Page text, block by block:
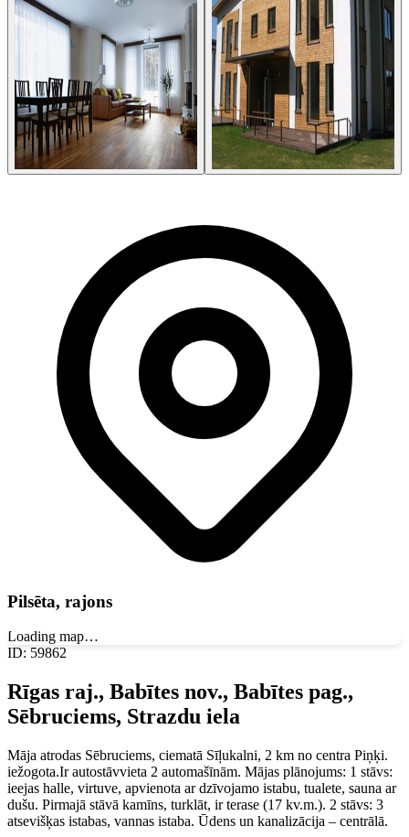
Pilsēta, rajons
Loading map…
ID: 59862
Rīgas raj., Babītes nov., Babītes pag.,
Sēbruciems, Strazdu iela
Māja atrodas Sēbruciems, ciematā Sīļukalni, 2 km no centra Piņķi.
iežogota.Ir autostāvvieta 2 automašīnām. Mājas plānojums: 1 stāvs:
ieejas halle, virtuve, apvienota ar dzīvojamo istabu, tualete, sauna ar
dušu. Pirmajā stāvā kamīns, turklāt, ir terase (17 kv.m.). 2 stāvs: 3
atsevišķas istabas, vannas istaba. Ūdens un kanalizācija – centrālā.